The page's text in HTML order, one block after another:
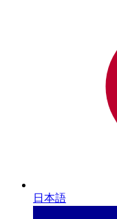
日本語